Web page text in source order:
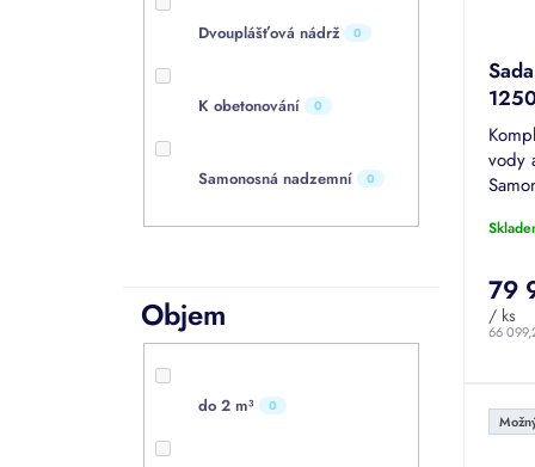
Dvouplášťová nádrž 0
K obetonování 0
Samonosná nadzemní 0
Objem
do 2 m³ 0
vody
66
79
/ ks